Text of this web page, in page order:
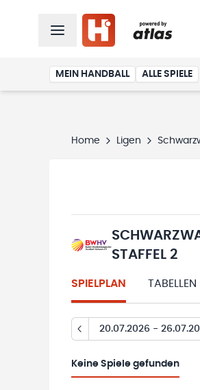
MEIN HANDBALL ALLE SPIELE
Home Ligen
STAFFEL 2
SPIELPLAN TABELLEN
20.07.2026 -
Keine Spiele gefunden